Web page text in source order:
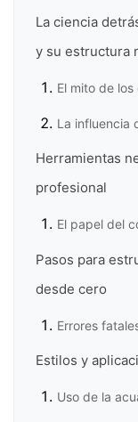
La ciencia
y su estructura
El mito de
La influencia
Herramientas
profesional
El papel del
Pasos para
desde cero
Errores
Estilos y
Uso de la